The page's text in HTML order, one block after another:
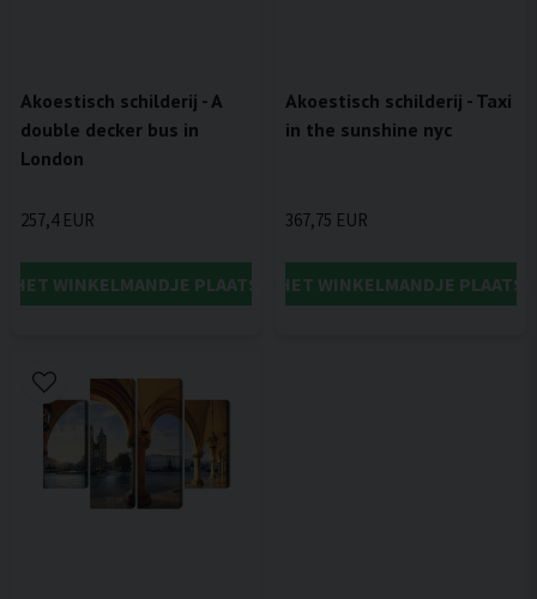
Akoestisch schilderij - A
double decker bus in
London
257,4 EUR
HET WINKELMANDJE PLAATSEN
Akoestisch schilderij - Taxi
in the sunshine nyc
367,75 EUR
IN HET WINKELMANDJE